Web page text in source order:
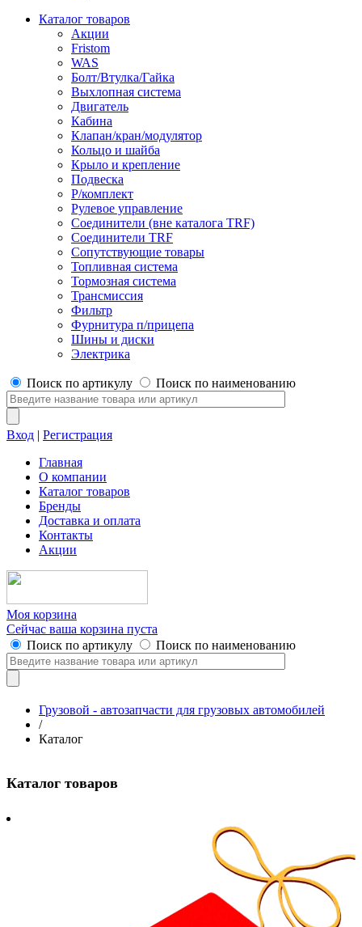
Каталог товаров
Акции
Fristom
WAS
Болт/Втулка/Гайка
Выхлопная система
Двигатель
Кабина
Клапан/кран/модулятор
Кольцо и шайба
Крыло и крепление
Подвеска
Р/комплект
Рулевое управление
Соединители (вне каталога TRF)
Соединители TRF
Сопутствующие товары
Топливная система
Тормозная система
Трансмиссия
Фильтр
Фурнитура п/прицепа
Шины и диски
Электрика
Поиск по артикулу Поиск по наименованию
Вход | Регистрация
Главная
О компании
Каталог товаров
Бренды
Доставка и оплата
Контакты
Акции
Моя корзина
Сейчас ваша корзина пуста
Поиск по артикулу
Поиск по наименованию
Грузовой - автозапчасти для грузовых автомобилей
/
Каталог
Каталог товаров